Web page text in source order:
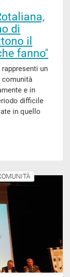
di
il
fanno"
un
comunità
e in
difficile
in quello